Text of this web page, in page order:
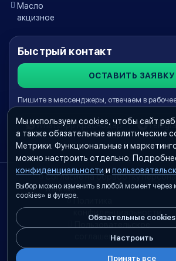
Масло
акцизное
Быстрый контакт
ОСТАВИТЬ ЗАЯВКУ
Пишите в мессенджеры, отвечаем в
WhatsApp Краснодар
Согласие на обработку
данных
Политика
конфиденциальности
соглашение
Настройки cookies
Мы используем cookies, чтобы сайт
а также обязательные аналитические
Метрики. Функциональные и
можно настроить отдельно.
конфиденциальности и
Выбор можно изменить в любой момент через
cookies» в футере.
Обязательные cookies
Настроить
Принять все